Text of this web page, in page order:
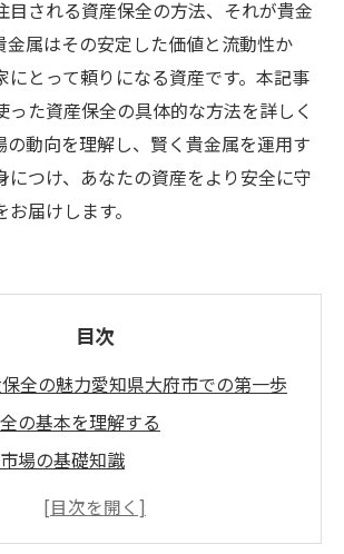
目される資産保全の方法、それが貴金
金属はその安定した価値と流動性か
にとって頼りになる資産です。本記事
った資産保全の具体的な方法を詳しく
の動向を理解し、賢く貴金属を運用す
につけ、あなたの資産をより安全に守
届けします。
目次
全の魅力愛知県大府市での第一歩
の基本を理解する
場の基礎知識
の貴金属取引の利点